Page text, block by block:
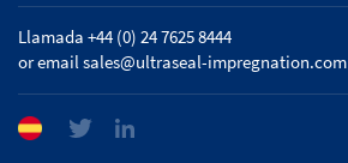
Llamada +44 (0) 24 7625 8444
or emailsales@ultraseal-impregnation.com